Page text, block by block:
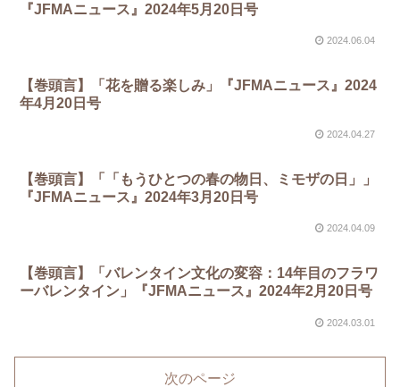
『JFMAニュース』2024年5月20日号
2024.06.04
【巻頭言】「花を贈る楽しみ」『JFMAニュース』2024
年4月20日号
2024.04.27
【巻頭言】「「もうひとつの春の物日、ミモザの日」」
『JFMAニュース』2024年3月20日号
2024.04.09
【巻頭言】「バレンタイン文化の変容：14年目のフラワ
ーバレンタイン」『JFMAニュース』2024年2月20日号
2024.03.01
次のページ